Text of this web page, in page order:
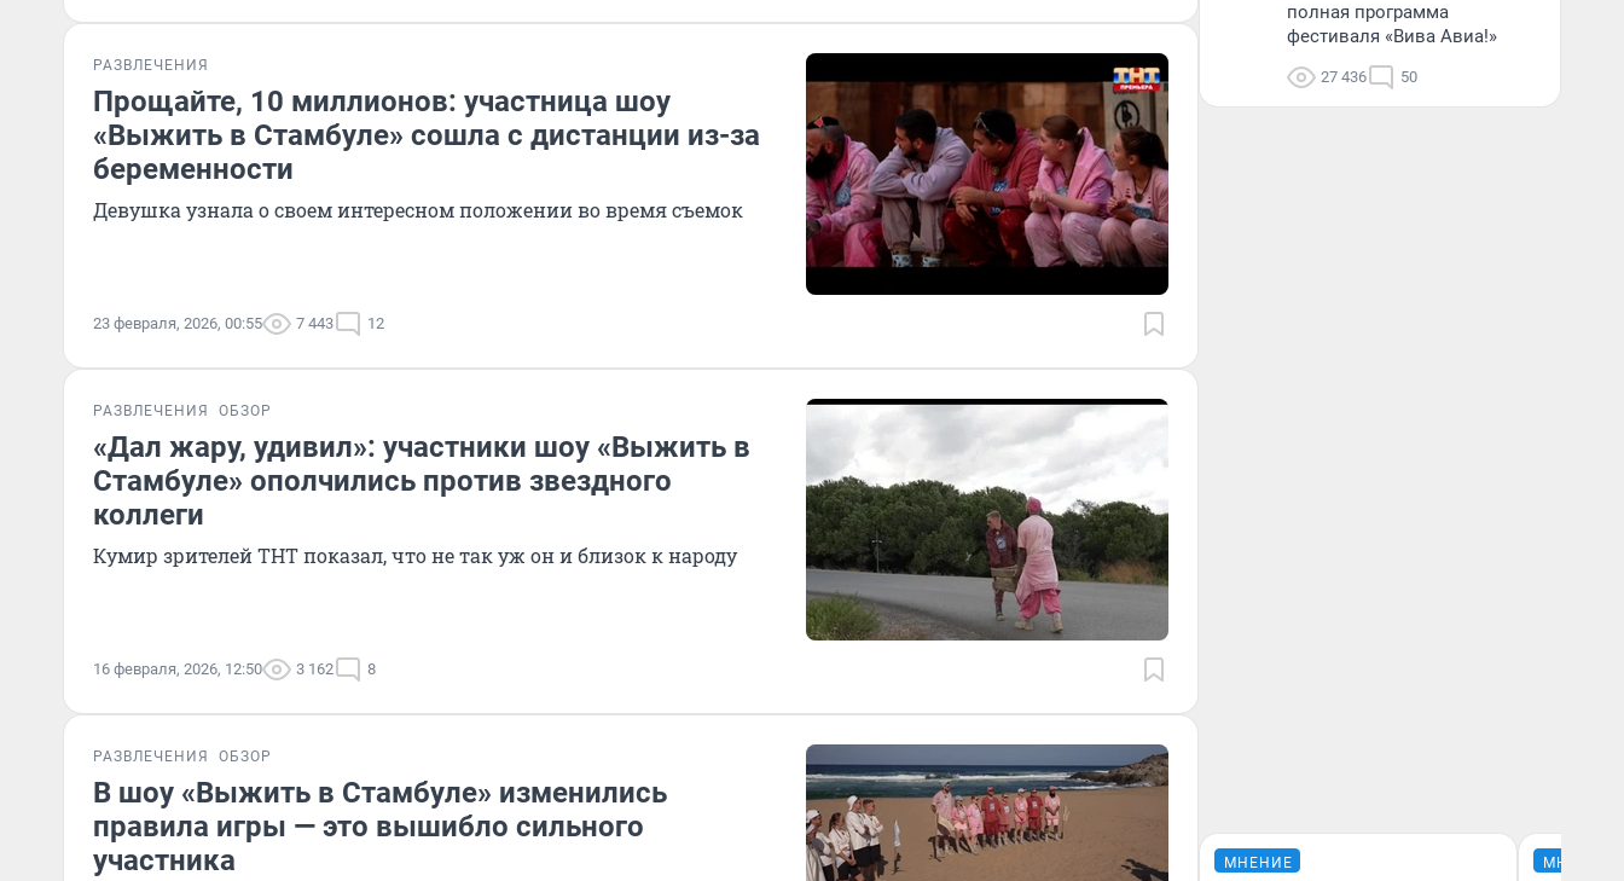
РАЗВЛЕЧЕНИЯ
Прощайте, 10 миллионов: участница шоу
«Выжить в Стамбуле» сошла с дистанции из-за
беременности
Девушка узнала о своем интересном положении во время съемок
23 февраля, 2026, 00:55 7 443 12
РАЗВЛЕЧЕНИЯ ОБЗОР
«Дал жару, удивил»: участники шоу «Выжить в
Стамбуле» ополчились против звездного
коллеги
Кумир зрителей ТНТ показал, что не так уж он и близок к народу
16 февраля, 2026, 12:50 3 162 8
РАЗВЛЕЧЕНИЯ ОБЗОР
В шоу «Выжить в Стамбуле» изменились
правила игры — это вышибло сильного
участника
полная программа
фестиваля «Вива Авиа!»
27 436 50
МНЕНИЕ МНЕНИЕ